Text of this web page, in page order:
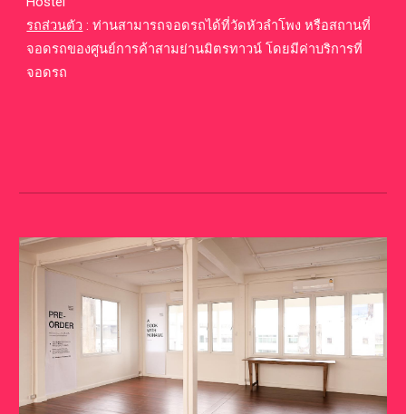
รถส่วนตัว :ท่านสามารถจอดรถได้ที่วัดหัวลำโพง หรือสถานที่
จอดรถของศูนย์การค้าสามย่านมิตรทาวน์ โดยมีค่าบริการที่
จอดรถ